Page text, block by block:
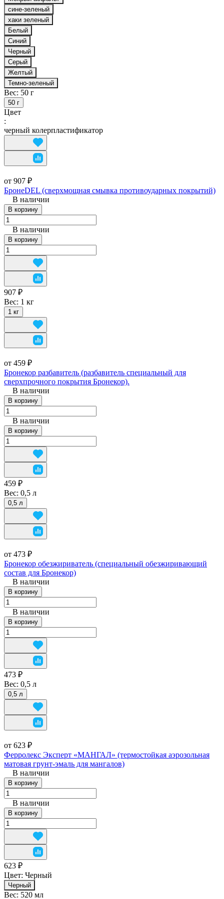
сине-зеленый
хаки зеленый
Белый
Синий
Черный
Серый
Желтый
Темно-зеленый
Вес: 50 г
50 г
Цвет
:
черный колерпластификатор
от 907 ₽
БронеDEL (сверхмощная смывка противоударных покрытий)
В наличии
В корзину
В наличии
В корзину
907 ₽
Вес: 1 кг
1 кг
от 459 ₽
Бронекор разбавитель (разбавитель специальный для
сверхпрочного покрытия Бронекор).
В наличии
В корзину
В наличии
В корзину
459 ₽
Вес: 0,5 л
0,5 л
от 473 ₽
Бронекор обезжириватель (специальный обезжиривающий
состав для Бронекор)
В наличии
В корзину
В наличии
В корзину
473 ₽
Вес: 0,5 л
0,5 л
от 623 ₽
Ферролекс Эксперт «МАНГАЛ» (термостойкая аэрозольная
матовая грунт-эмаль для мангалов)
В наличии
В корзину
В наличии
В корзину
623 ₽
Цвет: Черный
Черный
Вес: 520 мл